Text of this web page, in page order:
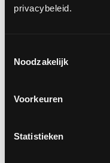
privacybeleid.
Noodzakelijk
Voorkeuren
Statistieken